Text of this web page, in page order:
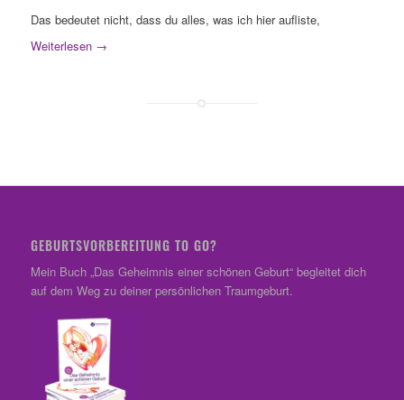
Das bedeutet nicht, dass du alles, was ich hier aufliste,
Weiterlesen→
GEBURTSVORBEREITUNG TO GO?
Mein Buch „Das Geheimnis einer schönen Geburt“ begleitet dich
auf dem Weg zu deiner persönlichen Traumgeburt.